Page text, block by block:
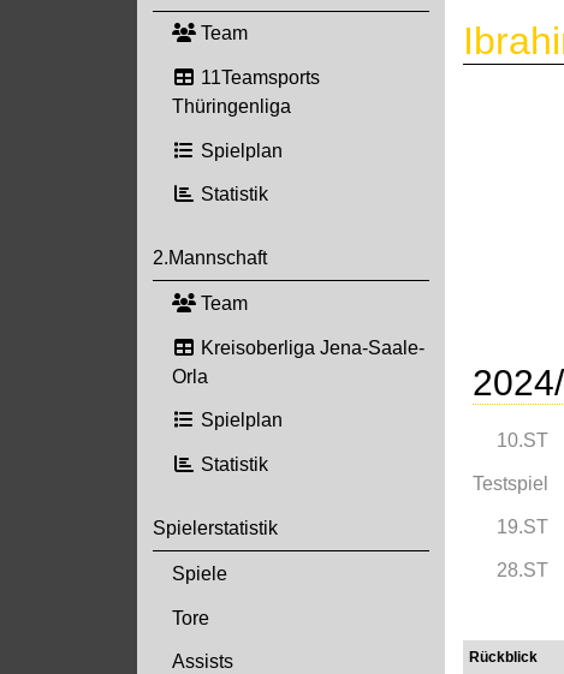
Team
11Teamsports
Thüringenliga
Spielplan
Statistik
2.Mannschaft
Team
Kreisoberliga Jena-Saale-
Orla
Spielplan
Statistik
Spielerstatistik
Spiele
Tore
Assists
10.ST
Testspiel
19.ST
28.ST
Rückblick